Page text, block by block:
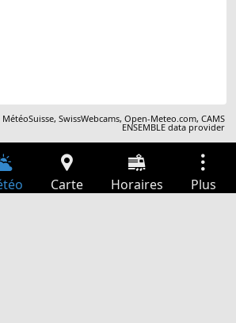
MétéoSuisse,SwissWebcams,Open-Meteo.com,CAMS
ENSEMBLE data provider
Carte Horaires Plus